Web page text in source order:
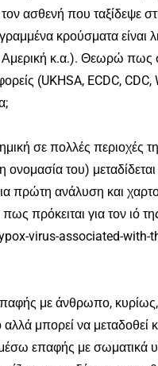
ασθενή που ταξίδεψε
κρούσματα
κ.α.). Θεωρώ πως
(UKHSA, ECDC, CDC,
σε πολλές περιοχές
του)
πρώτη ανάλυση και
πως πρόκειται για τον
virus-associated-
με άνθρωπο,
αλλά μπορεί να
επαφής με σωματικά